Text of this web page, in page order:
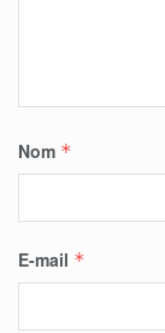
Nom *
E-mail *